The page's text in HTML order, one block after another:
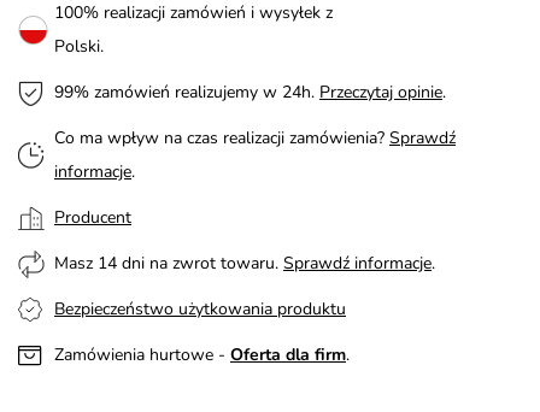
100% realizacji zamówień i wysyłek z
Polski.
99% zamówień realizujemy w 24h. Przeczytaj opinie.
Co ma wpływ na czas realizacji zamówienia? Sprawdź
informacje.
Producent
Masz 14 dni na zwrot towaru. Sprawdź informacje.
Bezpieczeństwo użytkowania produktu
Zamówienia hurtowe - Oferta dla firm.